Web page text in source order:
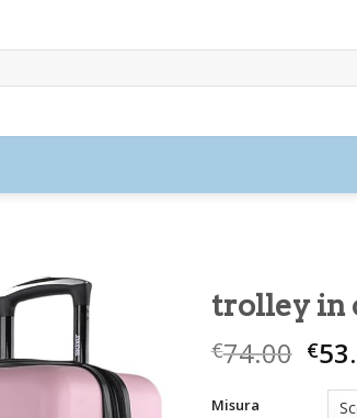
trolley in
€74.00 €
Misura